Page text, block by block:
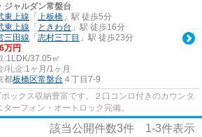
ジャルダン常盤台
東上線 「 上板橋 」駅 徒歩5分
東上線 「 ときわ台 」駅 徒歩16分
三田線 「 志村三丁目 」駅 徒歩23分
万円
:1LDK/37.05㎡
/礼金:1ヶ月/1ヶ月
都板橋区常盤台 ４丁目7-9
ックス収納豊富です。２口コンロ付きのカウンタ
ーフォン・オートロック完備。
該当公開件数3件 1-3件表示